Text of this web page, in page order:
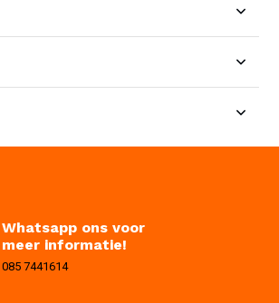
Whatsapp ons voor
meer informatie!
085 7441614